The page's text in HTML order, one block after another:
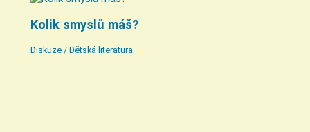
Kolik smyslů máš?
Diskuze /Dětská literatura